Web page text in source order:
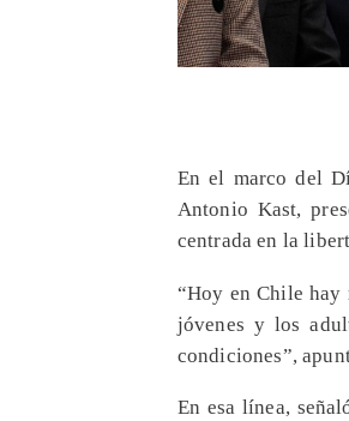
En el marco del
Antonio Kast,
centrada en la
“Hoy en Chile hay
jóvenes y los
condiciones”,
En esa línea,